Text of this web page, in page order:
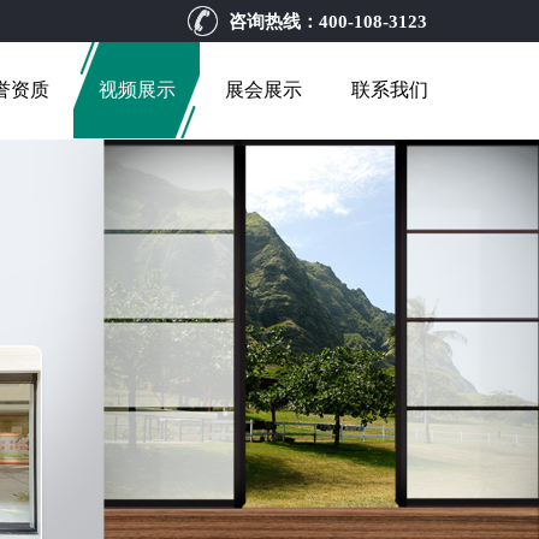
资质 视频展示 展会展示 联系我们
咨询热线： 400-108-3123